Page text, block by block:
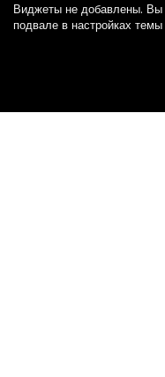
Виджеты не добавлены. Вы
подвале в настройках